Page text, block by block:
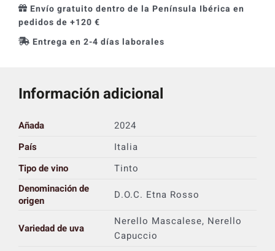
Envío gratuito dentro de la Península Ibérica en
pedidos de +120 €
Entrega en 2-4 días laborales
Información adicional
Añada
2024
País
Italia
Tipo de vino
Tinto
Denominación de
origen
D.O.C. Etna Rosso
Variedad de uva
Nerello Mascalese, Nerello
Capuccio